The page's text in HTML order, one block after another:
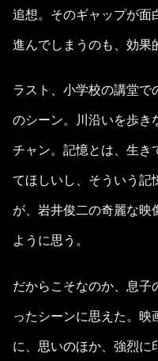
追想。そのギャップが面
進んでしまうのも、効果
ラスト、小学校の講堂で
のシーン。川沿いを歩き
チャン。記憶とは、生き
てほしいし、そういう記
が、岩井俊二の奇麗な映
ように思う。
だからこそなのか、息子
ったシーンに思えた。映
に、思いのほか、強烈に